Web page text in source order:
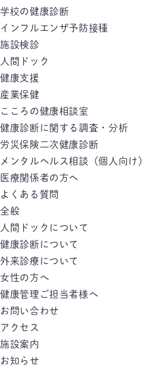
学校の健康診断
インフルエンザ予防接種
施設検診
人間ドック
健康支援
産業保健
こころの健康相談室
健康診断に関する調査・分析
労災保険二次健康診断
メンタルヘルス相談（個人向け）
医療関係者の方へ
よくある質問
全般
人間ドックについて
健康診断について
外来診療について
女性の方へ
健康管理ご担当者様へ
お問い合わせ
アクセス
施設案内
お知らせ